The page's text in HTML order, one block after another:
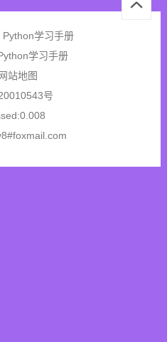
学习手册
学习手册
站地图
号